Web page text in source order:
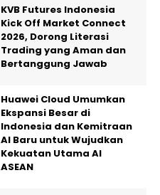
KVB Futures Indonesia
Kick Off Market Connect
2026, Dorong Literasi
Trading yang Aman dan
Bertanggung Jawab
Huawei Cloud Umumkan
Ekspansi Besar di
Indonesia dan Kemitraan
AI Baru untuk Wujudkan
Kekuatan Utama AI
ASEAN